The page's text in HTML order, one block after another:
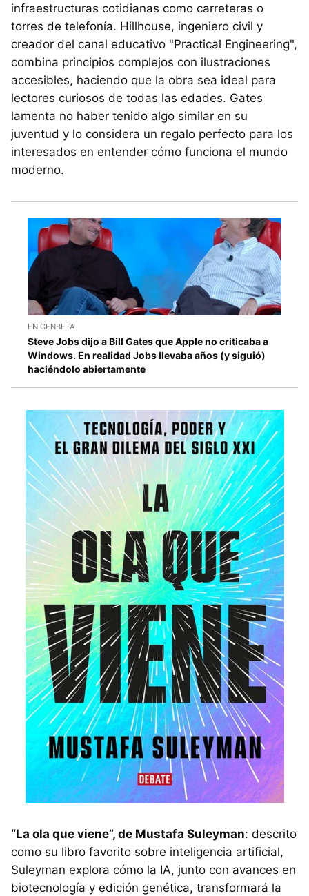
infraestructuras cotidianas como carreteras o
torres de telefonía. Hillhouse, ingeniero civil y
creador del canal educativo "Practical Engineering",
combina principios complejos con ilustraciones
accesibles, haciendo que la obra sea ideal para
lectores curiosos de todas las edades. Gates
lamenta no haber tenido algo similar en su
juventud y lo considera un regalo perfecto para los
interesados en entender cómo funciona el mundo
moderno.
EN GENBETA
Steve Jobs dijo a Bill Gates que Apple no criticaba a
Windows. En realidad Jobs llevaba años (y siguió)
haciéndolo abiertamente
“La ola que viene”, de Mustafa Suleyman: descrito
como su libro favorito sobre inteligencia artificial,
Suleyman explora cómo la IA, junto con avances en
biotecnología y edición genética, transformará la